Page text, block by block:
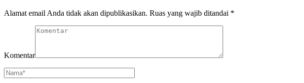
Alamat email Anda tidak akan dipublikasikan. Ruas yang wajib ditandai *
Komentar